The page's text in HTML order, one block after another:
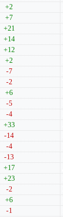
+2
+7
+21
+14
+12
+2
-7
-2
+6
-5
-4
+33
-14
-4
-13
+17
+23
-2
+6
-1